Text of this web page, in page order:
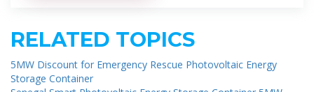
RELATED TOPICS
5MW Discount for Emergency Rescue Photovoltaic Energy
Storage Container